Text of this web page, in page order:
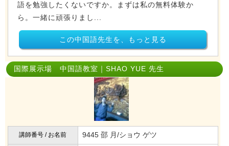
語を勉強したくないですか。まずは私の無料体験か
ら。一緒に頑張りまし...
この中国語先生を、もっと見る
国際展示場 中国語教室｜SHAO YUE 先生
講師番号 / お名前 9445 邵 月/ショウ ゲツ